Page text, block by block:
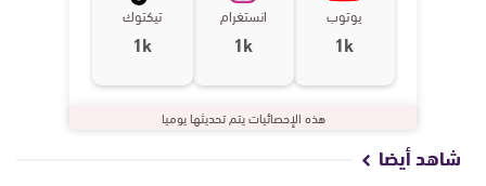
يوتوب
1k
انستغرام
1k
تيكتوك
1k
هذه الإحصائيات يتم تحديثها يوميا
شاهد أيضا